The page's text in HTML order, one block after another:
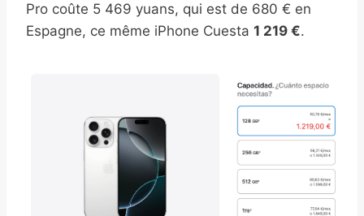
Pro coûte 5 469 yuans, qui est de 680 € en
Espagne, ce même iPhone Cuesta 1 219 €.